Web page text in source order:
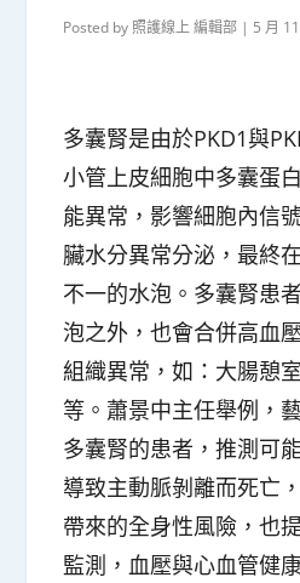
Posted by 照護線上 編輯部 | 5 月
多囊腎是由於PKD1與
小管上皮細胞中多囊蛋
能異常，影響細胞內信
臟水分異常分泌，最終
不一的水泡。多囊腎患
泡之外，也會合併高血
組織異常，如：大腸憩
等。蕭景中主任舉例，
多囊腎的患者，推測可
導致主動脈剝離而死亡
帶來的全身性風險，也
監測，血壓與心血管健